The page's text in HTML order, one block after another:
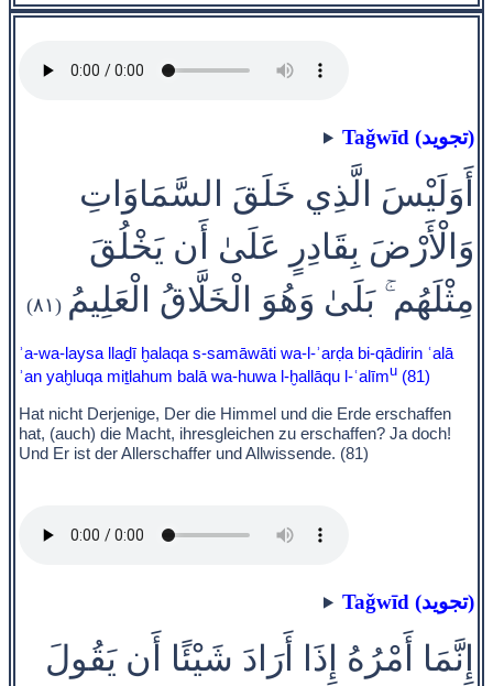
Taǧwīd (تجويد)
أَوَلَيْسَ الَّذِي خَلَقَ السَّمَاوَاتِ
وَالْأَرْضَ بِقَادِرٍ عَلَىٰ أَن يَخْلُقَ
مِثْلَهُم ۚ بَلَىٰ وَهُوَ الْخَلَّاقُ الْعَلِيمُ (٨١)
ʾa-wa-laysa llaḏī ḫalaqa s-samāwāti wa-l-ʾarḍa bi-qādirin ʿalā
ʾan yaḫluqa miṯlahum balā wa-huwa l-ḫallāqu l-ʿalīmu (81)
Hat nicht Derjenige, Der die Himmel und die Erde erschaffen
hat, (auch) die Macht, ihresgleichen zu erschaffen? Ja doch!
Und Er ist der Allerschaffer und Allwissende. (81)
Taǧwīd (تجويد)
إِنَّمَا أَمْرُهُ إِذَا أَرَادَ شَيْئًا أَن يَقُولَ